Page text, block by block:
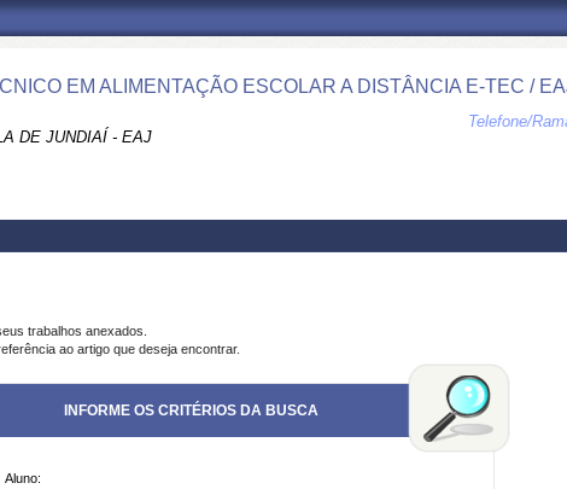
EM ALIMENTAÇÃO ESCOLAR A DISTÂNCIA E-TEC /
DE JUNDIAÍ - EAJ
Telefone/
trabalhos anexados.
ao artigo que deseja encontrar.
INFORME OS CRITÉRIOS DA BUSCA
Aluno: